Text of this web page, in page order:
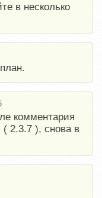
в несколько
комментария
( 2.3.7 ), снова в